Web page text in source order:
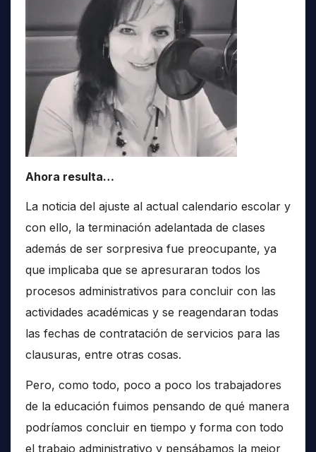
Ahora resulta…
La noticia del ajuste al actual calendario escolar y
con ello, la terminación adelantada de clases
además de ser sorpresiva fue preocupante, ya
que implicaba que se apresuraran todos los
procesos administrativos para concluir con las
actividades académicas y se reagendaran todas
las fechas de contratación de servicios para las
clausuras, entre otras cosas.
Pero, como todo, poco a poco los trabajadores
de la educación fuimos pensando de qué manera
podríamos concluir en tiempo y forma con todo
el trabajo administrativo y pensábamos la mejor